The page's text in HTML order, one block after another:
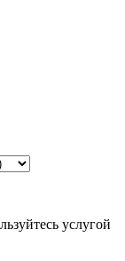
услугой